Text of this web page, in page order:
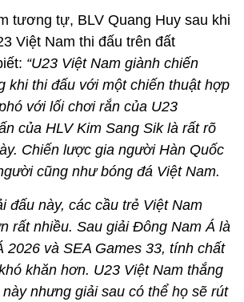
tương tự, BLV Quang Huy sau khi
Việt Nam thi đấu trên đất
“U23 Việt Nam giành chiến
khi thi đấu với một chiến thuật hợp
với lối chơi rắn của U23
của HLV Kim Sang Sik là rất rõ
Chiến lược gia người Hàn Quốc
cũng như bóng đá Việt Nam.
đấu này, các cầu trẻ Việt Nam
rất nhiều. Sau giải Đông Nam Á là
2026 và SEA Games 33, tính chất
khăn hơn. U23 Việt Nam thắng
nhưng giải sau có thể họ sẽ rút